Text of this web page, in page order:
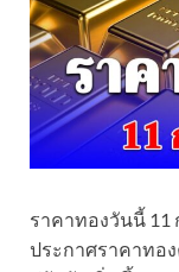
ราคาทองวันนี้
ประกาศราคาทอง